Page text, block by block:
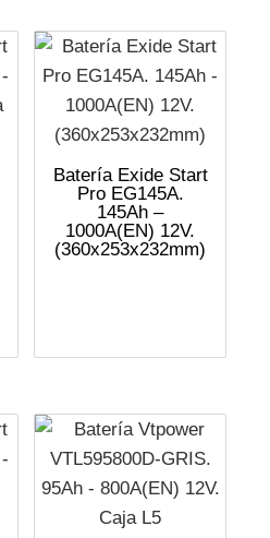
Batería Exide Start
Pro EG145A.
145Ah –
1000A(EN) 12V.
(360x253x232mm)